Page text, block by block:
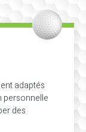
adaptés
personnelle
des